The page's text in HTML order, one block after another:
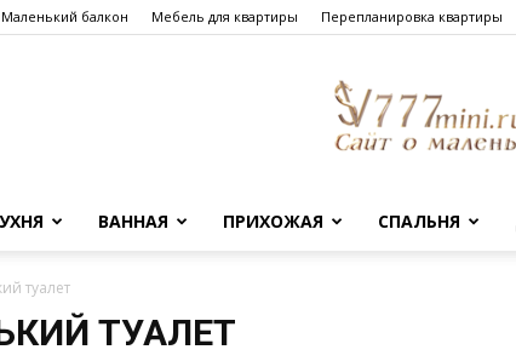
Маленький балкон Мебель для квартиры Перепланировка квартиры
ВАННАЯ ПРИХОЖАЯ СПАЛЬНЯ
туалет
ТУАЛЕТ